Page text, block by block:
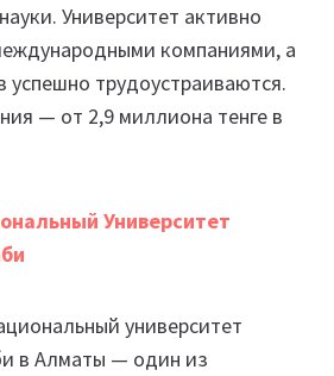
Университет активно
компаниями, а
успешно трудоустраиваются.
— от 2,9 миллиона тенге в
Университет
университет
в Алматы — один из